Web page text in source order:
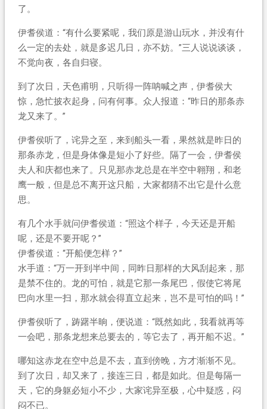
了。
伊耆侯道：“有什么要紧呢，我们原是游山玩水，并没有什
么一定的去处，就是多迟几日，亦不妨。”三人说说谈谈，
不觉向夜，各自归寝。
到了次日，天色甫明，只听得一阵呐喊之声，伊耆侯大
惊，急忙披衣起身，问有何事。众人报道：“昨日的那条赤
龙又来了。”
伊耆侯听了，诧异之至，来到船头一看，果然就是昨日的
那条赤龙，但是身体像是短小了好些。隔了一会，伊耆侯
夫人和庆都也来了。只见那赤龙总是在半空中翱翔，和老
鹰一般，但是总不离开这只船，大家都猜不出它是什么意
思。
有几个水手就问伊耆侯道：“照这个样子，今天还是开船
呢，还是不要开呢？”
伊耆侯道：“开船便怎样？”
水手道：“万一开到半中间，同昨日那样的大风刮起来，那
是禁不住的。龙的可怕，就是它那一条尾巴，假使它将尾
巴向水里一扫，那水就会得直立起来，岂不是可怕的吗！”
伊耆侯听了，踌躇半晌，便说道：“既然如此，我看就再等
一会吧，那条龙想来总要去的，等它去了，再开船不迟。”
哪知这赤龙在空中总是不去，直到傍晚，方才渐渐不见。
到了次日，却又来了，接连三日，都是如此。但是每隔一
天，它的身躯必短小不少，大家诧异至极，心中疑惑，闷
闷不已。